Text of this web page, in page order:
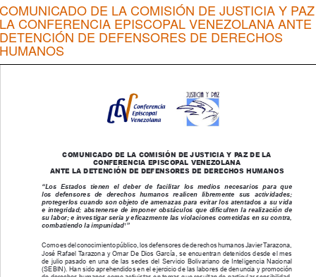
COMUNICADO DE LA COMISIÓN DE JUSTICIA Y
LA CONFERENCIA EPISCOPAL VENEZOLANA ANTE
DETENCIÓN DE DEFENSORES DE DERECHOS
HUMANOS